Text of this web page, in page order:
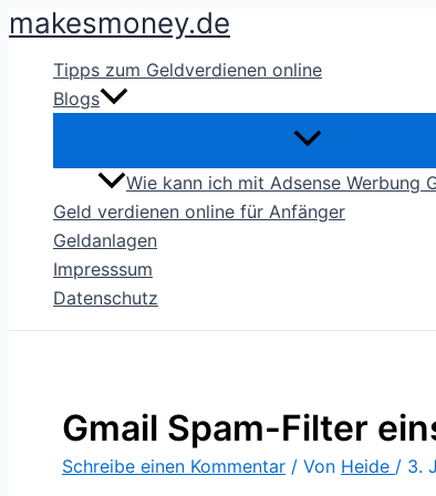
Zum
springen
makesmoney.de
Tipps zum Geldverdienen online
Blogs
Wie kann ich mit Adsense Werbung
Geld verdienen online für Anfänger
Geldanlagen
Impresssum
Datenschutz
Gmail Spam-Filter
Schreibe einen Kommentar / Von Heide / 3.